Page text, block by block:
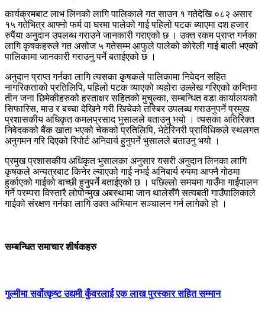
कार्यक्रमबाट लाभ लिनको लागि पालिकाले गत साउन १ गतेदेखि ०८२ असार
१५ गतेभित्र आफ्नो फर्म वा घरमा पालेको गाई पहिलो पटक ब्याएमा दश हजार
रुपैंया अनुदान उपलब्ध गराउने जानकारी गराएको छ । उक्त रकम प्राप्त गर्नका
लागि कृषकहरुले गत असोज ५ गतेसम्म आफुले पालेको कोरेली गाई बाली भएको
पालिकामा जानकारी गराउनु पर्ने बताईएको छ ।
अनुदान प्राप्त गर्नका लागि त्यसका कृषकले पालिकामा निवेदन सहित
नागरिकताको प्रतिलिपि, पहिलो पटक व्याएको व्यहोरा उल्लेख गरिएको कम्तिमा
तीन जना छिमेकीहरुको हस्ताक्षर सहितको मुचुल्का, सम्बन्धित वडा कार्यालयको
सिफारिस, माउ र बच्चा देखिने गरी खिचेको तस्बिर उपलब्ध गराउनुपर्ने प्रमुख
प्रशासकीय अधिकृत कमलप्रसाद भुसालले बताउनु भयो । त्यसका अतिरिक्त
निवेदकको बैंक खाता भएको चेकको प्रतिलिपि, भेटेरिनरी प्राविधिकले स्थलगत
अनुगमन गरि दिएको रिपोर्ट अनिवार्य हुनुपर्ने भुसालले बताउनु भयो ।
प्रमुख प्रशासकीय अधिकृत भुसालका अनुसार यसरी अनुदान लिनका लागि
कृषकले अन्यत्रबाट किनेर ल्याएको गाई नभई अनिबार्य रुपमा आफ्नै गोठमा
हुर्काएको गाईको बाच्छी हुनुपर्ने बताईएको छ । पछिल्लो समयमा गाउँमा गाईपालन
गर्ने परम्परा विस्तारै लोपोन्मुख अबस्थामा जान थालेसँगै सत्यबती गाउँपालिकाले
गाईको संरक्षण गर्नका लागि उक्त अभियान सञ्चालन गर्न लागेको हो ।
सम्बन्धित समाचार शीर्षकहरु
गुल्मीमा सर्वोत्कृष्ट उद्यमी कुँवरलार्ई एक लाख पुरस्कार सहित सम्मान